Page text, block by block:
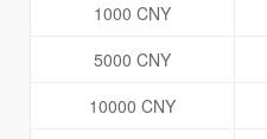
1000 CNY
5000 CNY
10000 CNY